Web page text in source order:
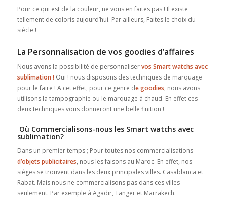
Pour ce qui est de la couleur, ne vous en faites pas ! Il existe
tellement de coloris aujourd’hui. Par ailleurs, Faites le choix du
siècle !
La Personnalisation de vos goodies d’affaires
Nous avons la possibilité de personnaliservos Smart watchs avec
sublimation !Oui ! nous disposons des techniques de marquage
pour le faire ! A cet effet, pour ce genre de goodies, nous avons
utilisons la tampographie ou le marquage à chaud. En effet ces
deux techniques vous donneront une belle finition !
Où Commercialisons-nous les Smart watchs avec
sublimation?
Dans un premier temps ; Pour toutes nos commercialisations
d’objets publicitaires, nous les faisons au Maroc. En effet, nos
sièges se trouvent dans les deux principales villes. Casablanca et
Rabat. Mais nous ne commercialisons pas dans ces villes
seulement. Par exemple à Agadir, Tanger et Marrakech.